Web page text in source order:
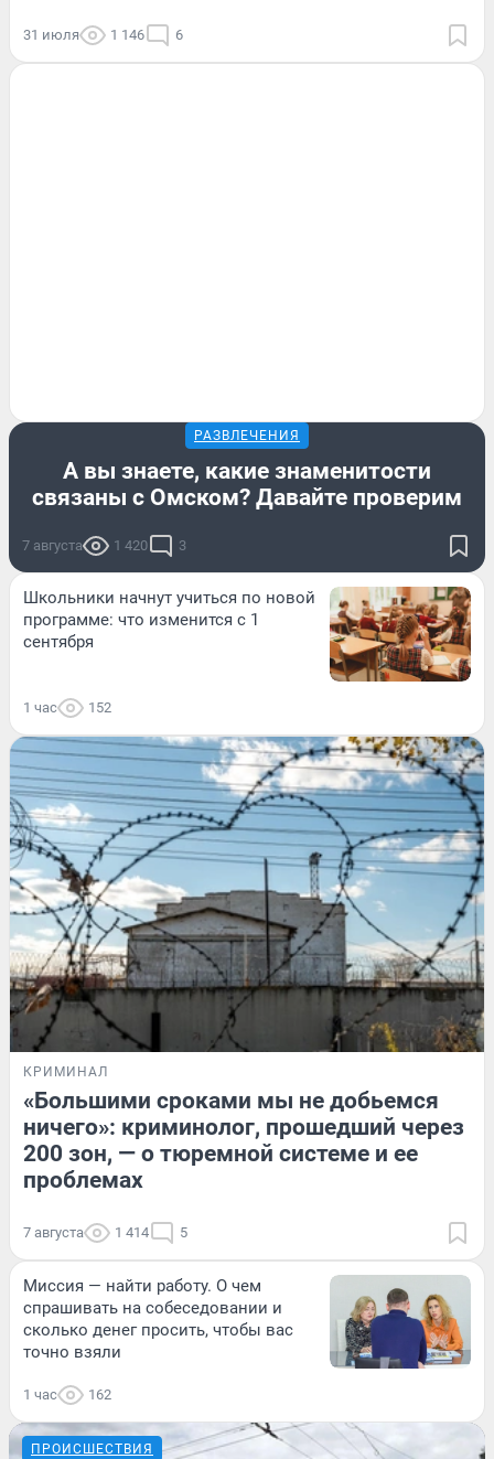
31 июля 1 146 6
РАЗВЛЕЧЕНИЯ
А вы знаете, какие знаменитости
связаны с Омском? Давайте проверим
7 августа 1 420 3
Школьники начнут учиться по новой
программе: что изменится с 1
сентября
1 час 152
КРИМИНАЛ
«Большими сроками мы не добьемся
ничего»: криминолог, прошедший через
200 зон, — о тюремной системе и ее
проблемах
7 августа 1 414 5
Миссия — найти работу. О чем
спрашивать на собеседовании и
сколько денег просить, чтобы вас
точно взяли
1 час 162
ПРОИСШЕСТВИЯ